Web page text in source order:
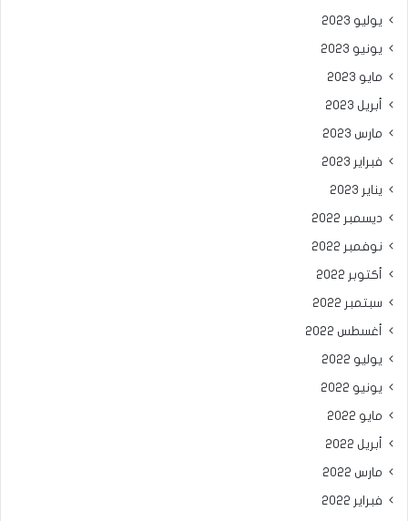
يوليو 2023
يونيو 2023
مايو 2023
أبريل 2023
مارس 2023
فبراير 2023
يناير 2023
ديسمبر 2022
نوفمبر 2022
أكتوبر 2022
سبتمبر 2022
أغسطس 2022
يوليو 2022
يونيو 2022
مايو 2022
أبريل 2022
مارس 2022
فبراير 2022